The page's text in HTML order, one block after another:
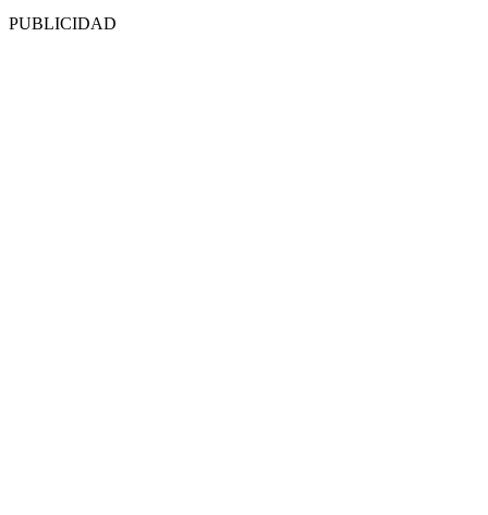
PUBLICIDAD